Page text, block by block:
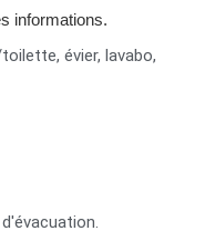
informations.
évier, lavabo,